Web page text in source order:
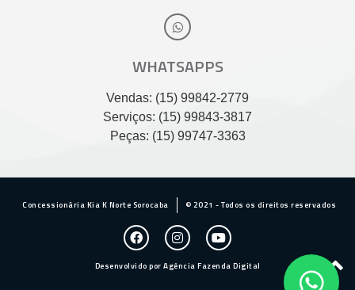
WHATSAPPS
Vendas: (15) 99842-2779
Serviços: (15) 99843-3817
Peças: (15) 99747-3363
Concessionária Kia K Norte Sorocaba © 2021 - Todos os direitos reservados
Desenvolvido por Agência Fazenda Digital